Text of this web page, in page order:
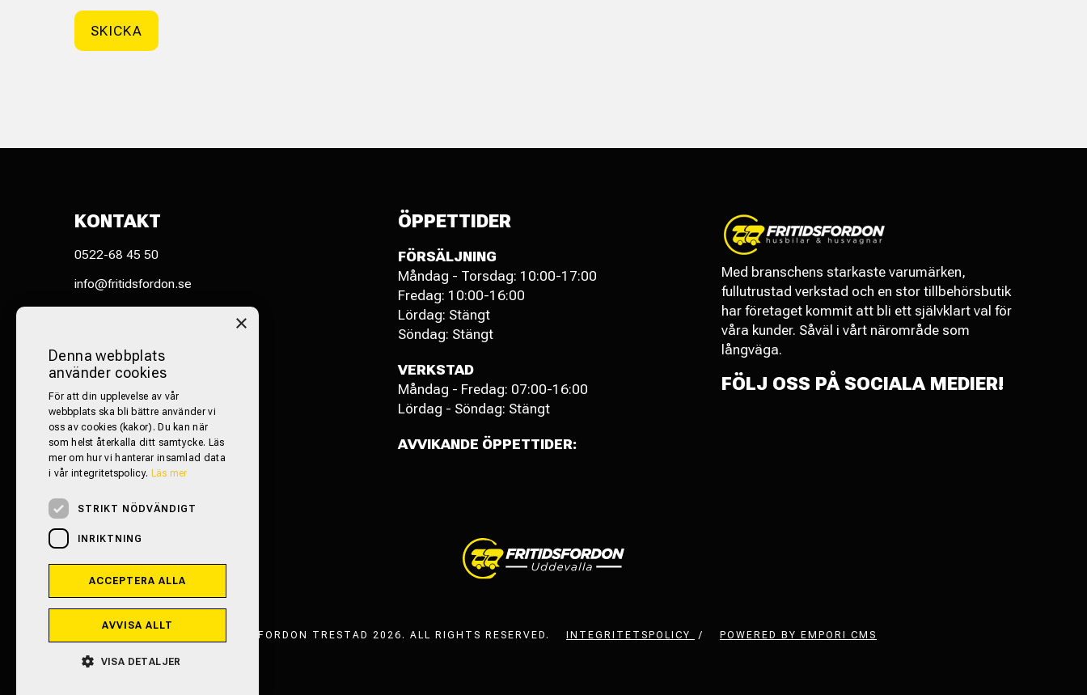
KONTAKT
0522-68 45 50
info@fritidsfordon.se
Spikvägen 7 451 75 UDDEVALLA
ÖPPETTIDER
FÖRSÄLJNING
Måndag - Torsdag: 10:00-17:00
Fredag: 10:00-16:00
Lördag: Stängt
Söndag: Stängt
VERKSTAD
Måndag - Fredag: 07:00-16:00
Lördag - Söndag: Stängt
AVVIKANDE ÖPPETTIDER:
Med branschens starkaste varumärken,
fullutrustad verkstad och en stor tillbehörsbutik
har företaget kommit att bli ett självklart val för
våra kunder. Såväl i vårt närområde som
långväga.
FÖLJ OSS PÅ SOCIALA MEDIER!
FRITIDSFORDON TRESTAD 2026. ALL RIGHTS RESERVED. INTEGRITETSPOLICY POWERED BY EMPORI CMS
×
Denna webbplats
använder cookies
För att din upplevelse av vår
webbplats ska bli bättre använder vi
oss av cookies (kakor). Du kan när
som helst återkalla ditt samtycke. Läs
mer om hur vi hanterar insamlad data
i vår integritetspolicy. Läs mer
STRIKT NÖDVÄNDIGT
INRIKTNING
ACCEPTERA ALLA
AVVISA ALLT
VISA DETALJER